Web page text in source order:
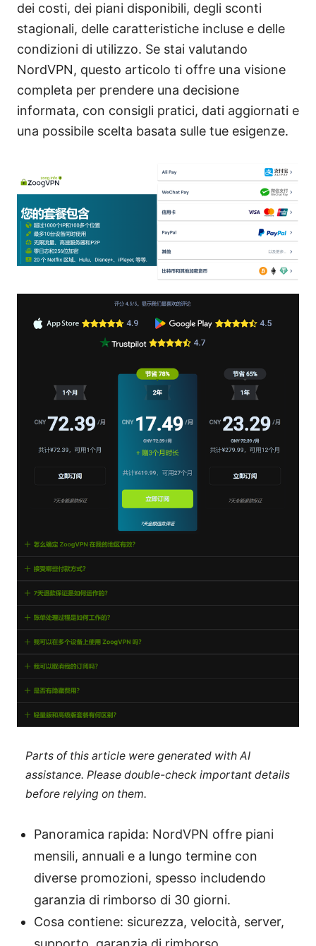
dei costi, dei piani disponibili, degli sconti
stagionali, delle caratteristiche incluse e delle
condizioni di utilizzo. Se stai valutando
NordVPN, questo articolo ti offre una visione
completa per prendere una decisione
informata, con consigli pratici, dati aggiornati e
una possibile scelta basata sulle tue esigenze.
Parts of this article were generated with AI
assistance. Please double-check important details
before relying on them.
Panoramica rapida: NordVPN offre piani
mensili, annuali e a lungo termine con
diverse promozioni, spesso includendo
garanzia di rimborso di 30 giorni.
Cosa contiene: sicurezza, velocità, server,